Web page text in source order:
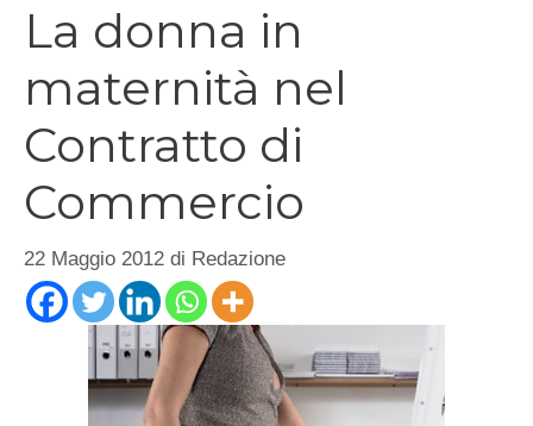
La donna in
maternità nel
Contratto di
Commercio
22 Maggio 2012 di Redazione